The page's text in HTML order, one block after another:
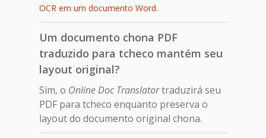
OCR em um documento Word.
Um documento chona PDF
traduzido para tcheco mantém seu
layout original?
Sim, o Online Doc Translatortraduzirá seu
PDF para tcheco enquanto preserva o
layout do documento original chona.